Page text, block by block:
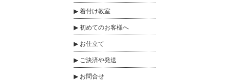
着付け教室
初めてのお客様へ
お仕立て
ご決済や発送
お問合せ